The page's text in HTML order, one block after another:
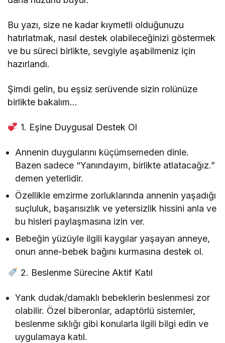
Bu yazı, size ne kadar kıymetli olduğunuzu
hatırlatmak, nasıl destek olabileceğinizi göstermek
ve bu süreci birlikte, sevgiyle aşabilmeniz için
hazırlandı.
Şimdi gelin, bu eşsiz serüvende sizin rolünüze
birlikte bakalım…
1. Eşine Duygusal Destek Ol
Annenin duygularını küçümsemeden dinle.
Bazen sadece “Yanındayım, birlikte atlatacağız.”
demen yeterlidir.
Özellikle emzirme zorluklarında annenin yaşadığı
suçluluk, başarısızlık ve yetersizlik hissini anla ve
bu hisleri paylaşmasına izin ver.
Bebeğin yüzüyle ilgili kaygılar yaşayan anneye,
onun anne-bebek bağını kurmasına destek ol.
2. Beslenme Sürecine Aktif Katıl
Yarık dudak/damaklı bebeklerin beslenmesi zor
olabilir. Özel biberonlar, adaptörlü sistemler,
beslenme sıklığı gibi konularla ilgili bilgi edin ve
uygulamaya katıl.